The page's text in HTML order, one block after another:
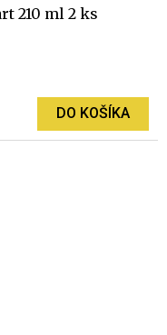
210 ml 2 ks
DO KOŠÍKA